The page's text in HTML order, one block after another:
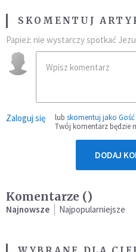
SKOMENTUJ
Papież: nie wystarczy spotkać
Zaloguj się lub skomentuj jako Gość
Twój komentarz będzie
DODAJ
Komentarze ()
Najnowsze Najpopularniejsze